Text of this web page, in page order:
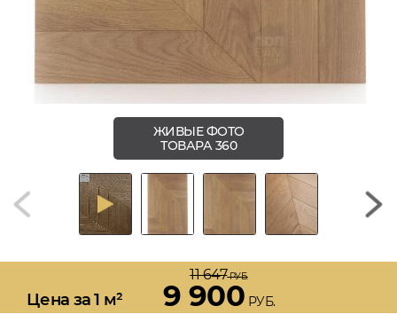
ЖИВЫЕ ФОТО
ТОВАРА 360
Цена за 1 м²
11 647РУБ.
9 900 РУБ.